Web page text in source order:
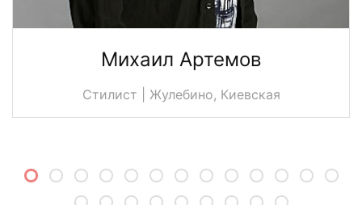
Михаил Артемов
Стилист | Жулебино, Киевская